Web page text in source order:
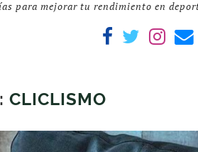
para mejorar tu rendimiento en
CLICLISMO